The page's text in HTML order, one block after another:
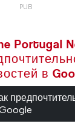
Portugal
в